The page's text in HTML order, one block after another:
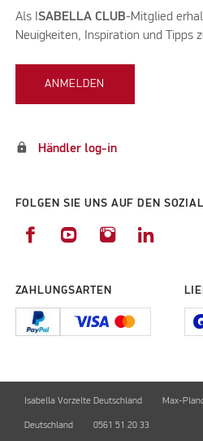
Als I SABELLA CLUB-Mitglied
Neuigkeiten, Inspiration und Tipps
ANMELDEN
lock Händler log-in
FOLGEN SIE UNS AUF DEN
ZAHLUNGSARTEN
Isabella Vorzelte Deutschland Max-
Deutschland 0561 51 20 33